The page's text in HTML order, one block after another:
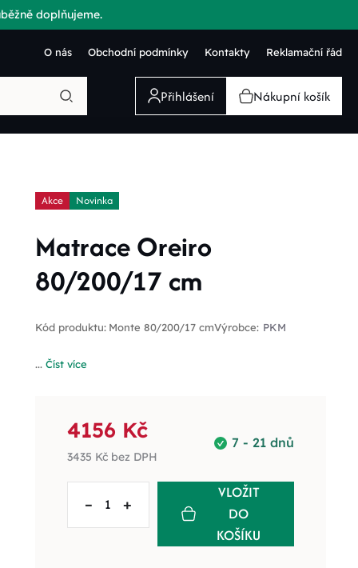
doplňujeme.
O nás Obchodní podmínky Kontakty Reklamační řád
Přihlášení Nákupní košík
Akce Novinka
Matrace Oreiro
80/200/17 cm
Kód produktu: Monte 80/200/17 cmVýrobce: PKM
... Číst více
7 - 21 dnů
4156 Kč
3435 Kčbez DPH
– +
VLOŽIT
DO
KOŠÍKU